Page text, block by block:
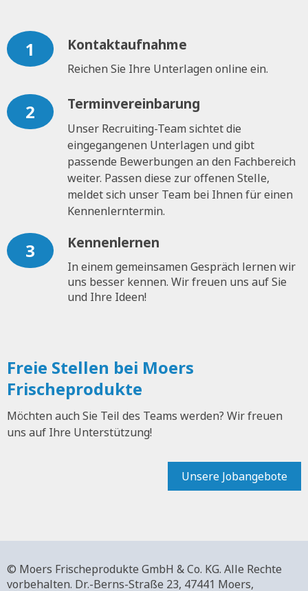
1 Kontaktaufnahme
Reichen Sie Ihre Unterlagen online ein.
2 Terminvereinbarung
Unser Recruiting-Team sichtet die
eingegangenen Unterlagen und gibt
passende Bewerbungen an den Fachbereich
weiter. Passen diese zur offenen Stelle,
meldet sich unser Team bei Ihnen für einen
Kennenlerntermin.
3 Kennenlernen
In einem gemeinsamen Gespräch lernen wir
uns besser kennen. Wir freuen uns auf Sie
und Ihre Ideen!
Freie Stellen bei Moers
Frischeprodukte
Möchten auch Sie Teil des Teams werden? Wir freuen
uns auf Ihre Unterstützung!
Unsere Jobangebote
© Moers Frischeprodukte GmbH & Co. KG. Alle Rechte
vorbehalten. Dr.-Berns-Straße 23, 47441 Moers,